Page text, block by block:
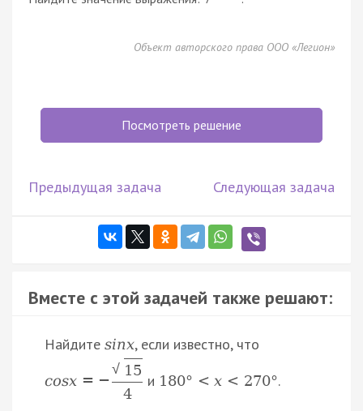
Объект авторского права ООО «Легион»
Посмотреть решение
Предыдущая задача Следующая задача
Вместе с этой задачей также решают:
Найдите sinx, если известно, что
cosx = −
√ 15
4
и 180° < x < 270°.